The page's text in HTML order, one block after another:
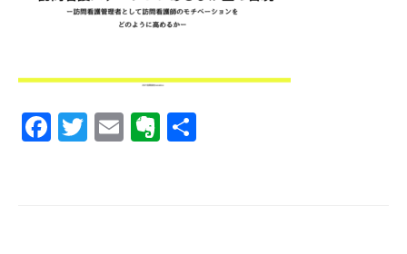
e
F
T
E
E